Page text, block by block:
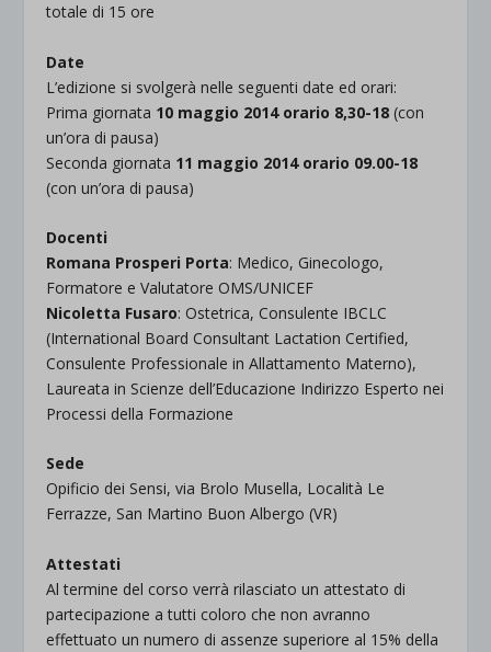
totale di 15 ore
Date
L’edizione si svolgerà nelle seguenti date ed orari:
Prima giornata 10 maggio 2014 orario 8,30-18 (con
un’ora di pausa)
Seconda giornata 11 maggio 2014 orario 09.00-18
(con un’ora di pausa)
Docenti
Romana Prosperi Porta: Medico, Ginecologo,
Formatore e Valutatore OMS/UNICEF
Nicoletta Fusaro: Ostetrica, Consulente IBCLC
(International Board Consultant Lactation Certified,
Consulente Professionale in Allattamento Materno),
Laureata in Scienze dell’Educazione Indirizzo Esperto nei
Processi della Formazione
Sede
Opificio dei Sensi, via Brolo Musella, Località Le
Ferrazze, San Martino Buon Albergo (VR)
Attestati
Al termine del corso verrà rilasciato un attestato di
partecipazione a tutti coloro che non avranno
effettuato un numero di assenze superiore al 15% della